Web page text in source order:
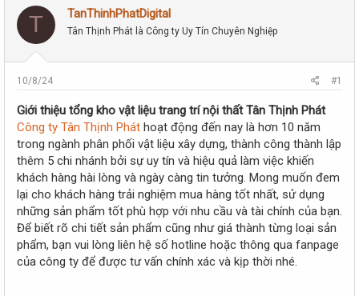
e
a
s
r
e
y
g
i
ó
T TanThinhPhatDigital
Tân Thịnh Phát là Công ty Uy Tín Chuyên Nghiệp
10/8/24 #1
Giới thiệu tổng kho vật liệu trang trí nội thất Tân Thịnh Phát
Công ty Tân Thịnh Phát hoạt động đến nay là hơn 10 năm
trong ngành phân phối vật liệu xây dựng, thành công thành lập
thêm 5 chi nhánh bởi sự uy tín và hiệu quả làm việc khiến
khách hàng hài lòng và ngày càng tin tưởng. Mong muốn đem
lại cho khách hàng trải nghiệm mua hàng tốt nhất, sử dụng
những sản phẩm tốt phù hợp với nhu cầu và tài chính của bạn.
Để biết rõ chi tiết sản phẩm cũng như giá thành từng loại sản
phẩm, bạn vui lòng liên hệ số hotline hoặc thông qua fanpage
của công ty để được tư vấn chính xác và kịp thời nhé.